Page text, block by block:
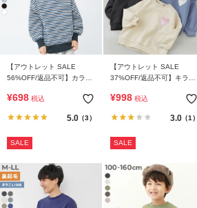
【アウトレット SALE
56%OFF/返品不可】カラフ
毛 先染めボーダー トレーナ
¥698 税込
5.0（3）
SALE
【アウトレット SALE
37%OFF/返品不可】キラキ
¥998 税込
3.0（1）
SALE